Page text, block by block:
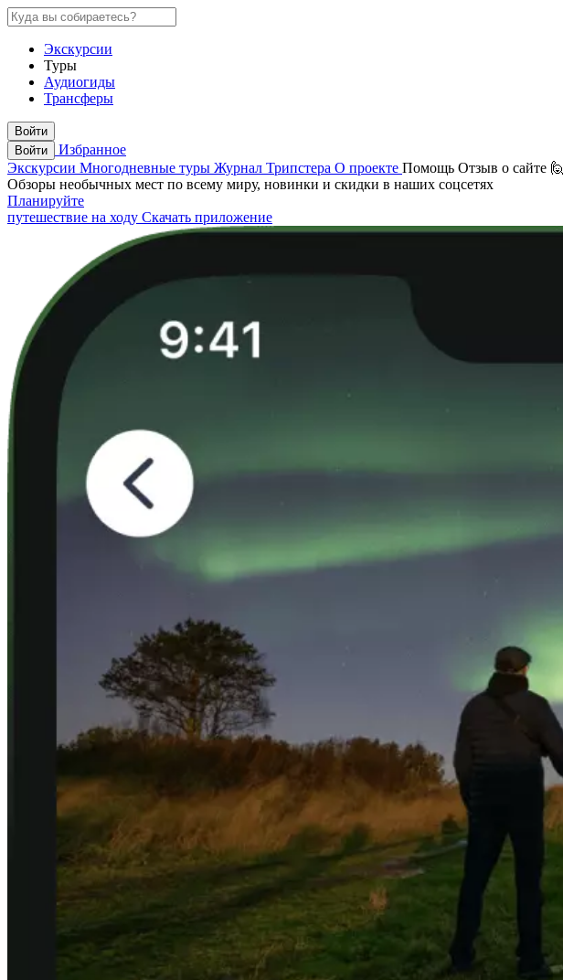
Экскурсии
Туры
Аудиогиды
Трансферы
Войти
Войти
Избранное
Экскурсии Многодневные туры Журнал Трипстера О проекте Помощь Отзыв о сайте 🙋
Обзоры необычных мест по всему миру, новинки и скидки в наших соцсетях
Планируйте
путешествие на ходу Скачать приложение